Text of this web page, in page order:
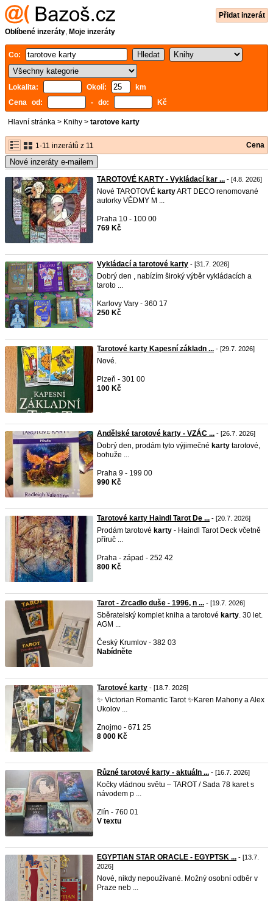
Přidat inzerát
Oblíbené inzeráty, Moje inzeráty
Co:
Lokalita: Okolí:
km
Cena od:
- do: Kč
Hlavní stránka > Knihy > tarotove karty
1-11 inzerátů z 11 Cena
Nové inzeráty e-mailem
TAROTOVÉ KARTY - Vykládací kar ... - [4.8. 2026]
Nové TAROTOVÉ kartyART DECO renomované
autorky VĚDMY M ...
Praha 10 - 100 00
769 Kč
Vykládací a tarotové karty - [31.7. 2026]
Dobrý den , nabízím široký výběr vykládacích a
taroto ...
Karlovy Vary - 360 17
250 Kč
Tarotové karty Kapesní základn ... - [29.7. 2026]
Nové.
Plzeň - 301 00
100 Kč
Andělské tarotové karty - VZÁC ... - [26.7. 2026]
Dobrý den, prodám tyto výjimečné karty tarotové,
bohuže ...
Praha 9 - 199 00
990 Kč
Tarotové karty Haindl Tarot De ... - [20.7. 2026]
Prodám tarotové karty - Haindl Tarot Deck včetně
příruč ...
Praha - západ - 252 42
800 Kč
Tarot - Zrcadlo duše - 1996, n ... - [19.7. 2026]
Sběratelský komplet kniha a tarotové karty. 30 let.
AGM ...
Český Krumlov - 382 03
Nabídněte
Tarotové karty - [18.7. 2026]
✨ Victorian Romantic Tarot ✨Karen Mahony a Alex
Ukolov ...
Znojmo - 671 25
8 000 Kč
Různé tarotové karty - aktuáln ... - [16.7. 2026]
Kočky vládnou světu – TAROT / Sada 78 karet s
návodem p ...
Zlín - 760 01
V textu
EGYPTIAN STAR ORACLE - EGYPTSK ... - [13.7.
2026]
Nové, nikdy nepoužívané. Možný osobní odběr v
Praze neb ...